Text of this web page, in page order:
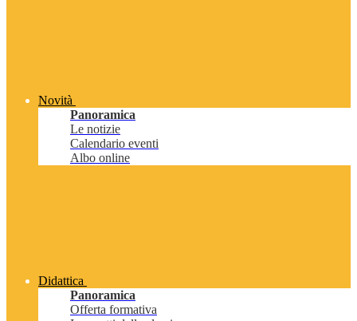
Novità
Panoramica
Le notizie
Calendario eventi
Albo online
Didattica
Panoramica
Offerta formativa